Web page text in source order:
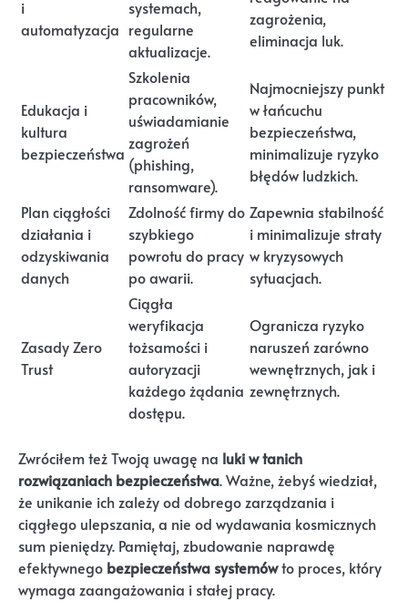
i
automatyzacja
systemach,
regularne
aktualizacje.
zagrożenia,
eliminacja luk.
Edukacja i
kultura
bezpieczeństwa
Szkolenia
pracowników,
uświadamianie
zagrożeń
(phishing,
ransomware).
Najmocniejszy punkt
w łańcuchu
bezpieczeństwa,
minimalizuje ryzyko
błędów ludzkich.
Plan ciągłości
działania i
odzyskiwania
danych
Zdolność firmy do
szybkiego
powrotu do pracy
po awarii.
Zapewnia stabilność
i minimalizuje straty
w kryzysowych
sytuacjach.
Zasady Zero
Trust
Ciągła
weryfikacja
tożsamości i
autoryzacji
każdego żądania
dostępu.
Ogranicza ryzyko
naruszeń zarówno
wewnętrznych, jak i
zewnętrznych.
Zwróciłem też Twoją uwagę na luki w tanich
rozwiązaniach bezpieczeństwa. Ważne, żebyś wiedział,
że unikanie ich zależy od dobrego zarządzania i
ciągłego ulepszania, a nie od wydawania kosmicznych
sum pieniędzy. Pamiętaj, zbudowanie naprawdę
efektywnego bezpieczeństwa systemówto proces, który
wymaga zaangażowania i stałej pracy.